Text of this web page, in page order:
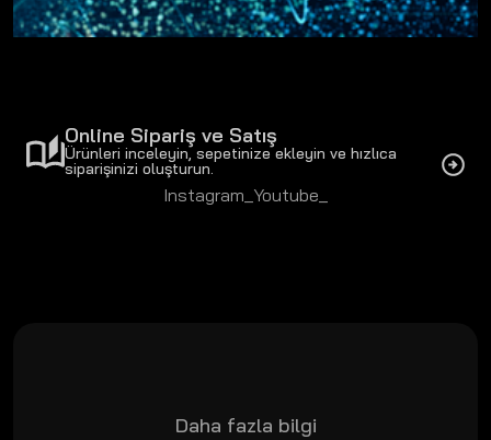
misafirlerimize ve iş ortaklarımıza teşekkür ederiz.
Online Sipariş ve Satış
Ürünleri inceleyin, sepetinize ekleyin ve hızlıca
siparişinizi oluşturun.
Instagram_ Youtube_
Daha fazla bilgi